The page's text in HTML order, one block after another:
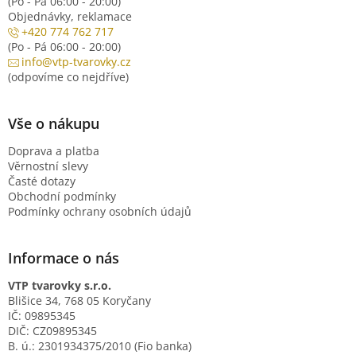
Objednávky, reklamace
+420 774 762 717
(Po - Pá 06:00 - 20:00)
info@vtp-tvarovky.cz
(odpovíme co nejdříve)
Vše o nákupu
Doprava a platba
Věrnostní slevy
Časté dotazy
Obchodní podmínky
Podmínky ochrany osobních údajů
Informace o nás
VTP tvarovky s.r.o.
Blišice 34, 768 05 Koryčany
IČ: 09895345
DIČ: CZ09895345
B. ú.: 2301934375/2010 (Fio banka)